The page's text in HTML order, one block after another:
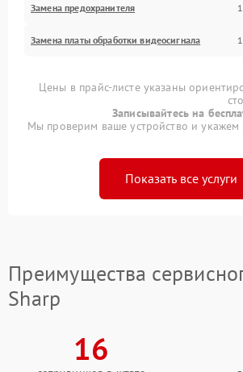
Замена предохранителя
Замена платы обработки видеосигнала
Цены в прайс-листе указаны
Записывайтесь на
Мы проверим ваше устройство и укажем
Показать все услуги
Преимущества
Sharp
16